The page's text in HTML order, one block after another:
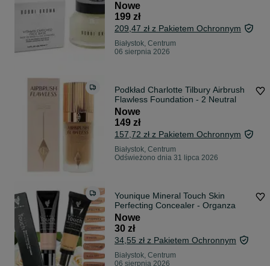
Nowe
199 zł
209,47 zł z Pakietem Ochronnym
Białystok, Centrum
06 sierpnia 2026
Podkład Charlotte Tilbury Airbrush
Flawless Foundation - 2 Neutral
Nowe
149 zł
157,72 zł z Pakietem Ochronnym
Białystok, Centrum
Odświeżono dnia 31 lipca 2026
Younique Mineral Touch Skin
Perfecting Concealer - Organza
Nowe
30 zł
34,55 zł z Pakietem Ochronnym
Białystok, Centrum
06 sierpnia 2026